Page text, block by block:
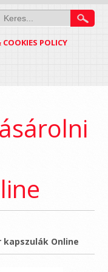
COOKIES POLICY
kapszulák Online